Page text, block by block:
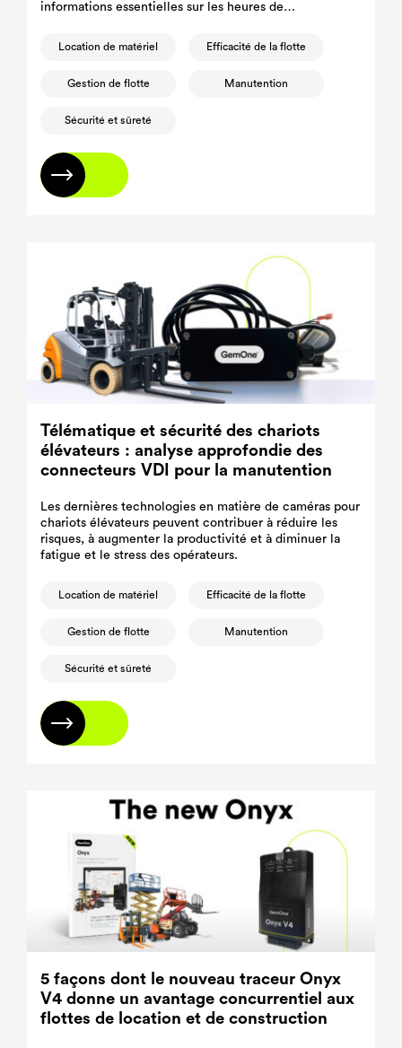
informations essentielles sur les heures de
d'utilisation.
Location de matériel Efficacité de la flotte
Gestion de flotte Manutention
Sécurité et sûreté
En savoir plus
Télématique et sécurité des chariots
élévateurs : analyse approfondie des
connecteurs VDI pour la manutention
Les dernières technologies en matière de caméras pour
chariots élévateurs peuvent contribuer à réduire les
risques, à augmenter la productivité et à diminuer la
fatigue et le stress des opérateurs.
Location de matériel Efficacité de la flotte
Gestion de flotte Manutention
Sécurité et sûreté
En savoir plus
5 façons dont le nouveau traceur Onyx
V4 donne un avantage concurrentiel aux
flottes de location et de construction